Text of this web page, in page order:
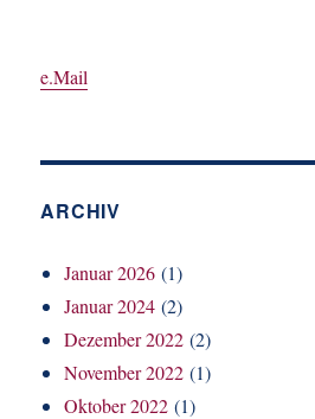
e.Mail
ARCHIV
Januar 2026 (1)
Januar 2024 (2)
Dezember 2022 (2)
November 2022 (1)
Oktober 2022 (1)